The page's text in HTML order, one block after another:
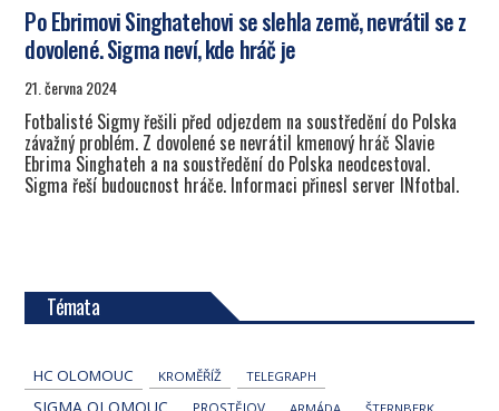
Po Ebrimovi Singhatehovi se slehla země, nevrátil se z
dovolené. Sigma neví, kde hráč je
21. června 2024
Fotbalisté Sigmy řešili před odjezdem na soustředění do Polska
závažný problém. Z dovolené se nevrátil kmenový hráč Slavie
Ebrima Singhateh a na soustředění do Polska neodcestoval.
Sigma řeší budoucnost hráče. Informaci přinesl server INfotbal.
Témata
HC OLOMOUC KROMĚŘÍŽ TELEGRAPH